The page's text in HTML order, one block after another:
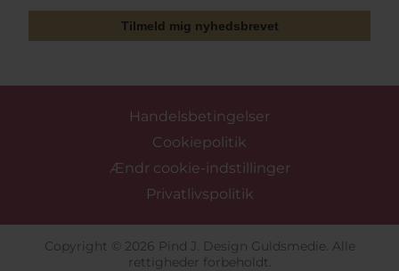
Tilmeld mig nyhedsbrevet
Handelsbetingelser
Cookiepolitik
Ændr cookie-indstillinger
Privatlivspolitik
Copyright © 2026 Pind J. Design Guldsmedie. Alle
rettigheder forbeholdt.